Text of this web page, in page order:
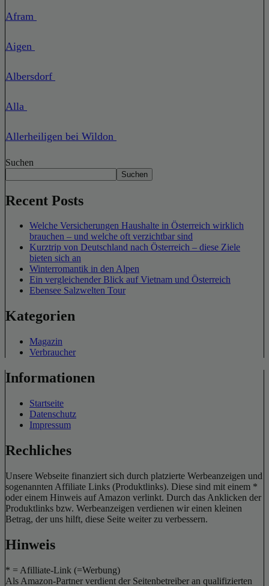
Afram
Aigen
Albersdorf
Alla
Allerheiligen bei Wildon
Suchen
Suchen
Recent Posts
Welche Versicherungen Haushalte in Österreich wirklich
brauchen – und welche oft verzichtbar sind
Kurztrip von Deutschland nach Österreich – diese Ziele
bieten sich an
Winterromantik in den Alpen
Ein vergleichender Blick auf Vietnam und Österreich
Ebensee Salzwelten Tour
Kategorien
Magazin
Verbraucher
Informationen
Startseite
Datenschutz
Impressum
Rechliches
Unsere Webseite finanziert sich durch platzierte Werbeanzeigen und
sogenannten Affiliate Links (Produktlinks). Diese sind mit einem *
oder einem Hinweis auf Amazon verlinkt. Durch das Anklicken der
Produktlinks bzw. Werbeanzeigen verdienen wir einen kleinen
Betrag, der uns hilft, diese Seite weiter zu verbessern.
Hinweis
* = Afilliate-Link (=Werbung)
Als Amazon-Partner verdient der Seitenbetreiber an qualifizierten